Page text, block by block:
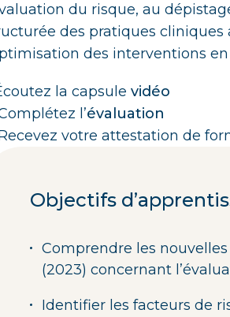
du risque, au
des pratiques
des interventions en
la capsulevidéo
l’évaluation
votre attestation de
Objectifs
Comprendre les
(2023) concernant
Identifier les facteurs de